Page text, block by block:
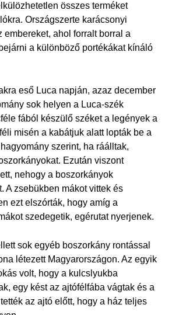
összes terméket
Országszerte karácsonyi
embereket, ahol forralt borral a
a különböző portékákat kínáló
eső Luca napján, azaz december
sok helyen a Luca-szék
fából készülő széket a legények a
misén a kabátjuk alatt lopták be a
szerint, ha ráálltak,
Ezután viszont
nehogy a boszorkányok
A zsebükben mákot vittek és
ezt elszórták, hogy amíg a
szedegetik, egérutat nyerjenek.
sok egyéb boszorkány rontással
létezett Magyarországon. Az egyik
volt, hogy a kulcslyukba
egy kést az ajtófélfába vágtak és a
az ajtó előtt, hogy a ház teljes